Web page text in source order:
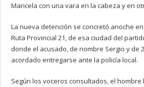
Maricela con una vara en la cabeza y en
La nueva detención se concretó anoche
Ruta Provincial 21, de esa ciudad del
donde el acusado, de nombre Sergio y de
acordado entregarse ante la policía local.
Según los voceros consultados, el